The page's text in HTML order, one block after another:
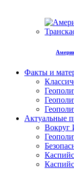
Факты и
Актуальные
Вокруг